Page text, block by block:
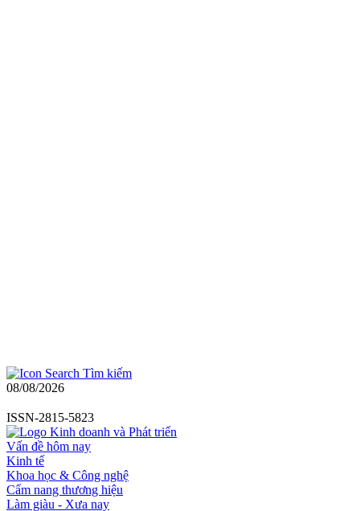
Tìm kiếm
08/08/2026
ISSN-2815-5823
Vấn đề hôm nay
Kinh tế
Khoa học & Công nghệ
Cẩm nang thương hiệu
Làm giàu - Xưa nay